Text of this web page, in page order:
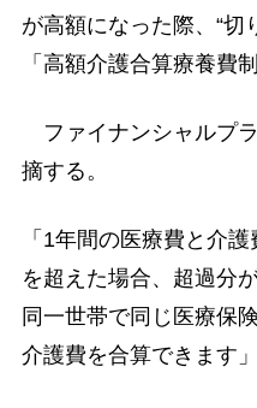
が高額になった際、“切
「高額介護合算療養費
ファイナンシャルプ
摘する。
「1年間の医療費と介
を超えた場合、超過分
同一世帯で同じ医療保
介護費を合算できます」